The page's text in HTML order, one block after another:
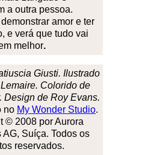
a outra pessoa.
amor e ter
e verá que tudo vai
melhor.
Giusti. Ilustrado
Colorido de
Design de Roy Evans.
no My Wonder Studio.
© 2008 por Aurora
AG, Suíça. Todos os
reservados.